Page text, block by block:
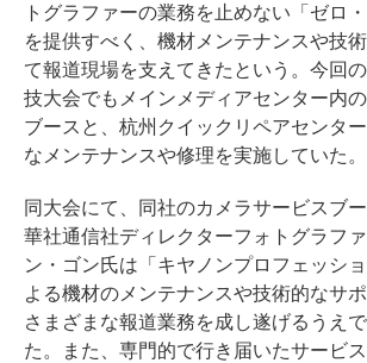
トグラファーの業務を止めない「ゼロ
を提供すべく、機材メンテナンスや技
て報道現場を支えてきたという。今回
技大会でもメインメディアセンター内
ブースと、杭州クイックリペアセンタ
なメンテナンスや修理を実施していた。
同大会にて、同社のカメラサービスブ
華社通信社ディレクターフォトグラフ
ン・ゴン氏は「キヤノンプロフェッシ
よる機材のメンテナンスや技術的なサ
さまざまな報道業務を成し遂げるうえ
た。また、専門的で行き届いたサービ